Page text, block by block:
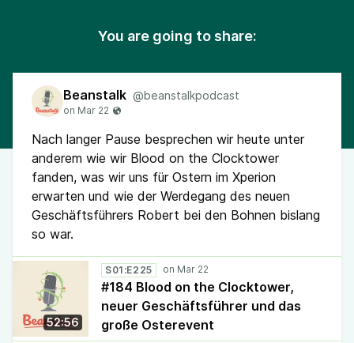
You are going to share:
Beanstalk @beanstalkpodcast
Nach langer Pause besprechen wir heute unter
anderem wie wir Blood on the Clocktower
fanden, was wir uns für Ostern im Xperion
erwarten und wie der Werdegang des neuen
Geschäftsführers Robert bei den Bohnen bislang
so war.
52:56
S01:E225
#184 Blood on the Clocktower,
neuer Geschäftsführer und das
große Osterevent